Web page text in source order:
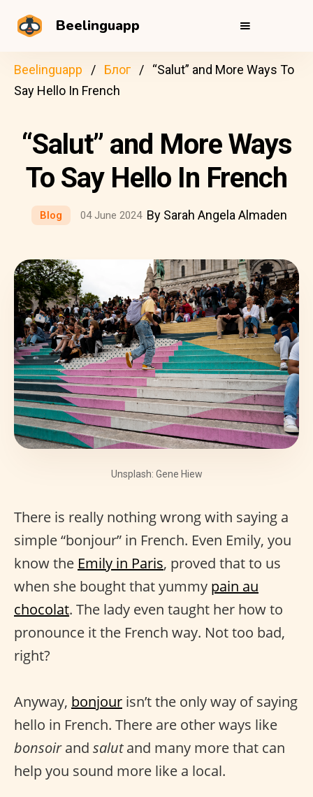
Beelinguapp
Beelinguapp Блог
“Salut” and More Ways To
Say Hello In French
“Salut” and More Ways
To Say Hello In French
Blog 04 June 2024 By Sarah Angela Almaden
Unsplash: Gene Hiew
There is really nothing wrong with saying a
simple “bonjour” in French. Even Emily, you
know the Emily in Paris, proved that to us
when she bought that yummy pain au
chocolat. The lady even taught her how to
pronounce it the French way. Not too bad,
right?
Anyway, bonjour isn’t the only way of saying
hello in French. There are other ways like
bonsoirand salutand many more that can
help you sound more like a local.